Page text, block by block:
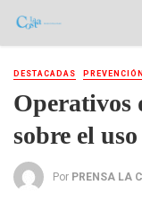
DESTACADAS PREVENCIÓN
Operativos
sobre el
Por PRENSA LA